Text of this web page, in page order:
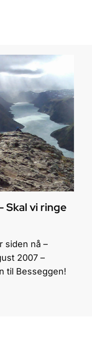
Skal vi ringe
siden nå –
2007 –
til Besseggen!